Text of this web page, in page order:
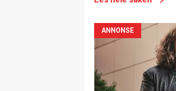
ANNONSE